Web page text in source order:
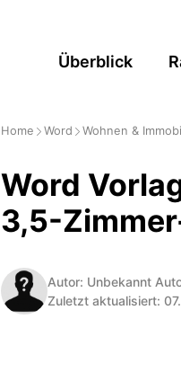
Überblick
Home Word Wohnen &
Word
3,5-
Autor: Unbekannt
Zuletzt aktualisiert: